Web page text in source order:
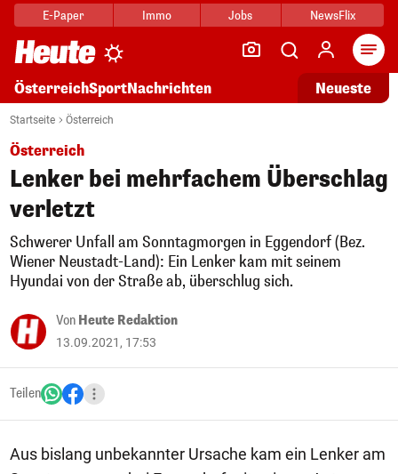
E-Paper Immo Jobs NewsFlix
ÖsterreichSportNachrichten Neueste
Startseite Österreich
Österreich
Lenker bei mehrfachem Überschlag
verletzt
Schwerer Unfall am Sonntagmorgen in Eggendorf (Bez.
Wiener Neustadt-Land): Ein Lenker kam mit seinem
Hyundai von der Straße ab, überschlug sich.
Von Heute Redaktion
13.09.2021, 17:53
Teilen
Aus bislang unbekannter Ursache kam ein Lenker am